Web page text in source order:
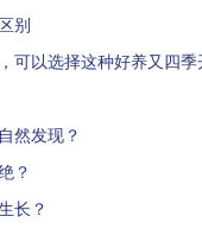
别
可以选择这种好养又四季
然发现？
？
长？